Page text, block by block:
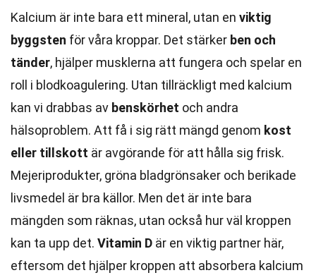
Kalcium är inte bara ett mineral, utan en viktig
byggsten för våra kroppar. Det stärker ben och
tänder, hjälper musklerna att fungera och spelar en
roll i blodkoagulering. Utan tillräckligt med kalcium
kan vi drabbas av benskörhet och andra
hälsoproblem. Att få i sig rätt mängd genom kost
eller tillskott är avgörande för att hålla sig frisk.
Mejeriprodukter, gröna bladgrönsaker och berikade
livsmedel är bra källor. Men det är inte bara
mängden som räknas, utan också hur väl kroppen
kan ta upp det. Vitamin D är en viktig partner här,
eftersom det hjälper kroppen att absorbera kalcium